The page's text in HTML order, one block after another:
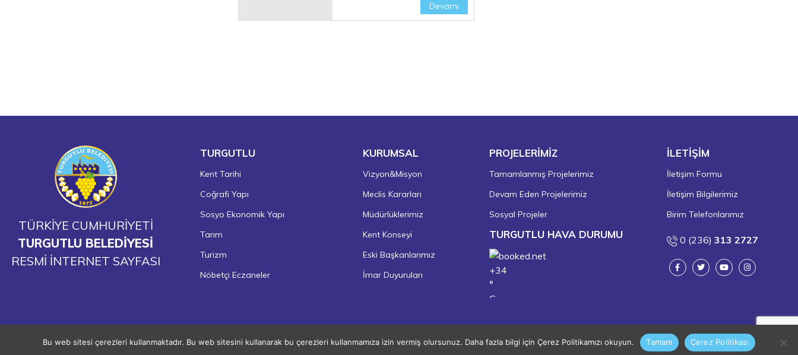
Devamı
TÜRKİYE CUMHURİYETİ
TURGUTLU BELEDİYESİ
RESMİ İNTERNET SAYFASI
TURGUTLU
Kent Tarihi
Coğrafi Yapı
Sosyo Ekonomik Yapı
Tarım
Turizm
Nöbetçi Eczaneler
KURUMSAL
Vizyon&Misyon
Meclis Kararları
Müdürlüklerimiz
Kent Konseyi
Eski Başkanlarımız
İmar Duyuruları
PROJELERİMİZ
Tamamlanmış Projelerimiz
Devam Eden Projelerimiz
Sosyal Projeler
TURGUTLU HAVA DURUMU
+34
°
C
+21°
Turgutlu
İLETİŞİM
İletişim Formu
İletişim Bilgilerimiz
Birim Telefonlarımız
0 (236)313 2727
Copyright © 2026 Turgutlu Belediyesi
Bu web sitesi çerezleri kullanmaktadır. Bu web sitesini kullanarak bu çerezleri kullanmamıza izin vermiş olursunuz. Daha fazla bilgi için Çerez Politikamızı okuyun. Tamam Çerez Politikası